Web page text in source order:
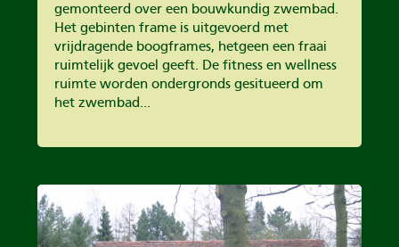
gemonteerd over een bouwkundig zwembad.
Het gebinten frame is uitgevoerd met
vrijdragende boogframes, hetgeen een fraai
ruimtelijk gevoel geeft. De fitness en wellness
ruimte worden ondergronds gesitueerd om
het zwembad...